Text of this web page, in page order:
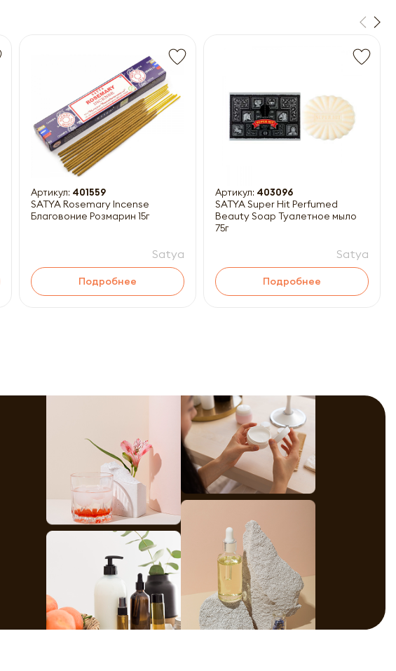
Артикул: 401559
SATYA Rosemary Incense
Благовоние Розмарин 15г
Satya
Подробнее
Артикул: 403096
SATYA Super Hit Perfumed
Beauty Soap Туалетное мыло
75г
Satya
Подробнее